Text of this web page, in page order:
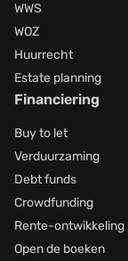
WWS
WOZ
Huurrecht
Estate planning
Financiering
Buy to let
Verduurzaming
Debt funds
Crowdfunding
Rente-ontwikkeling
Open de boeken